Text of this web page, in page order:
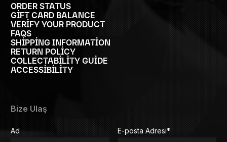
ORDER STATUS
GIFT CARD BALANCE
VERIFY YOUR PRODUCT
FAQS
SHIPPING INFORMATION
RETURN POLICY
COLLECTABILITY GUIDE
ACCESSIBILITY
Bize Ulaş
Ad E-posta Adresi*